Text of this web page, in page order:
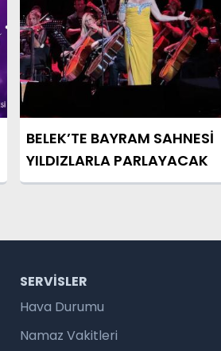
BELEK’TE BAYRAM SAHNESİ
YILDIZLARLA PARLAYACAK
SERVISLER
Hava Durumu
Namaz Vakitleri